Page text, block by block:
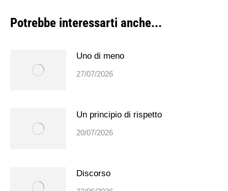
Potrebbe interessarti anche...
Uno di meno
27/07/2026
Un principio di rispetto
20/07/2026
Discorso